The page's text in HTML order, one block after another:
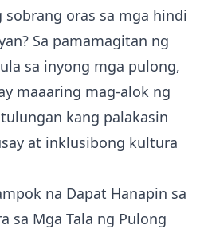
oras sa mga hindi
Sa pamamagitan ng
sa inyong mga pulong,
maaaring mag-alok ng
kang palakasin
at inklusibong kultura
na Dapat Hanapin sa
sa Mga Tala ng Pulong